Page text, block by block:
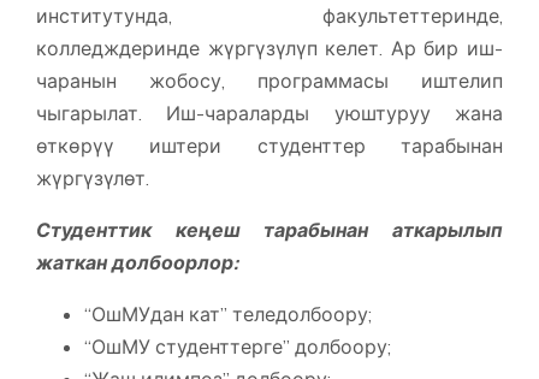
институтунда, факультеттеринде,
колледждеринде жүргүзүлүп келет. Ар бир иш-
чаранын жобосу, программасы иштелип
чыгарылат. Иш-чараларды уюштуруу жана
өткөрүү иштери студенттер тарабынан
жүргүзүлөт.
Студенттик кеңеш тарабынан аткарылып
жаткан долбоорлор:
“ОшМУдан кат” теледолбоору;
“ОшМУ студенттерге” долбоору;